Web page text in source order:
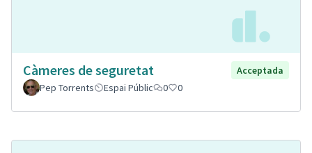
Càmeres de seguretat
Acceptada
Pep Torrents
Espai Públic 0 0